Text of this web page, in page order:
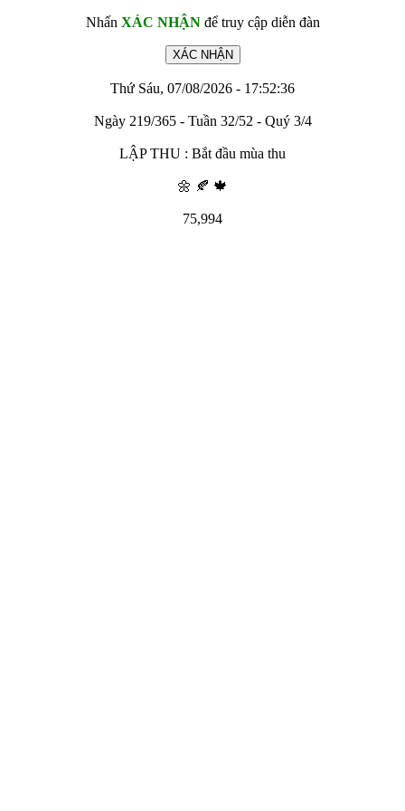
Nhấn XÁC NHẬNđể truy cập diễn đàn
Thứ Sáu, 07/08/2026 - 17:52:36
Ngày 219/365 - Tuần 32/52 - Quý 3/4
LẬP THU : Bắt đầu mùa thu
🌼 🍂 🍁
75,994